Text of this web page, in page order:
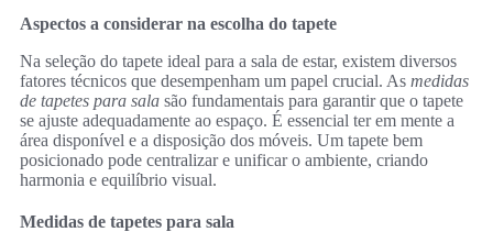
Aspectos a considerar na escolha do tapete
Na seleção do tapete ideal para a sala de estar, existem diversos
fatores técnicos que desempenham um papel crucial. As medidas
de tapetes para sala são fundamentais para garantir que o tapete
se ajuste adequadamente ao espaço. É essencial ter em mente a
área disponível e a disposição dos móveis. Um tapete bem
posicionado pode centralizar e unificar o ambiente, criando
harmonia e equilíbrio visual.
Medidas de tapetes para sala